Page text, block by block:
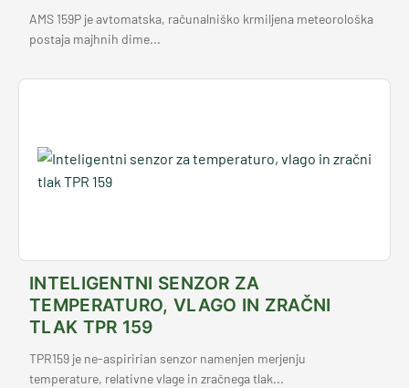
AMS 159P je avtomatska, računalniško krmiljena meteorološka
postaja majhnih dime...
INTELIGENTNI SENZOR ZA
TEMPERATURO, VLAGO IN ZRAČNI
TLAK TPR 159
TPR159 je ne-aspiririan senzor namenjen merjenju
temperature, relativne vlage in zračnega tlak...